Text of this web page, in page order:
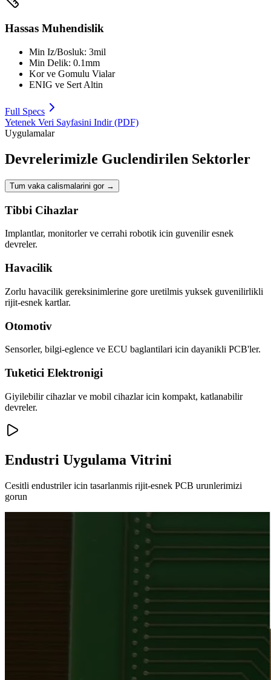
Hassas Muhendislik
Min Iz/Bosluk: 3mil
Min Delik: 0.1mm
Kor ve Gomulu Vialar
ENIG ve Sert Altin
Full Specs
Yetenek Veri Sayfasini Indir (PDF)
Uygulamalar
Devrelerimizle Guclendirilen Sektorler
Tum vaka calismalarini gor →
Tibbi Cihazlar
Implantlar, monitorler ve cerrahi robotik icin guvenilir esnek
devreler.
Havacilik
Zorlu havacilik gereksinimlerine gore uretilmis yuksek guvenilirlikli
rijit-esnek kartlar.
Otomotiv
Sensorler, bilgi-eglence ve ECU baglantilari icin dayanikli PCB'ler.
Tuketici Elektronigi
Giyilebilir cihazlar ve mobil cihazlar icin kompakt, katlanabilir
devreler.
Endustri Uygulama Vitrini
Cesitli endustriler icin tasarlanmis rijit-esnek PCB urunlerimizi
gorun